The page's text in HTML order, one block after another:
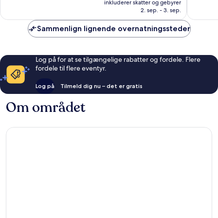
936 kr.
inkluderer skatter og gebyrer
2. sep. - 3. sep.
Sammenlign lignende overnatningssteder
Log på for at se tilgængelige rabatter og fordele. Flere
fordele til flere eventyr.
Log på Tilmeld dig nu – det er gratis
Om området